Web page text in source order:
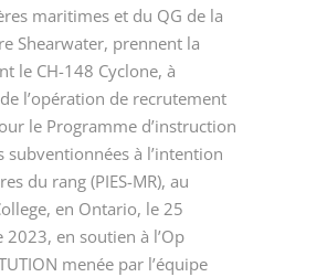
maritimes et du QG de la
Shearwater, prennent la
le CH-148 Cyclone, à
de l’opération de recrutement
le Programme d’instruction
subventionnées à l’intention
du rang (PIES-MR), au
en Ontario, le 25
2023, en soutien à l’Op
menée par l’équipe